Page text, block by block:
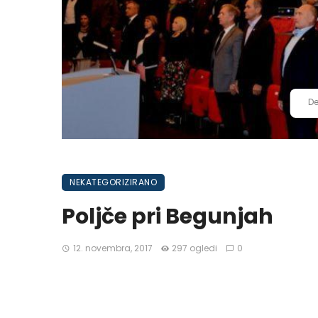
NEKATEGORIZIRANO
Poljče pri Begunjah
12. novembra, 2017 297 ogledi 0